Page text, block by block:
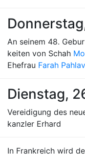
An seinem 48.
keiten von Schah
Ehefrau Farah
Dienstag,
Vereidigung des
kanzler Erhard
In Frankreich wird